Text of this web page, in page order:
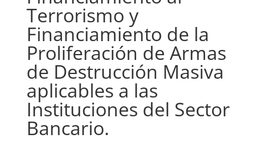
Terrorismo y
Financiamiento de la
Proliferación de Armas
de Destrucción Masiva
aplicables a las
Instituciones del Sector
Bancario.